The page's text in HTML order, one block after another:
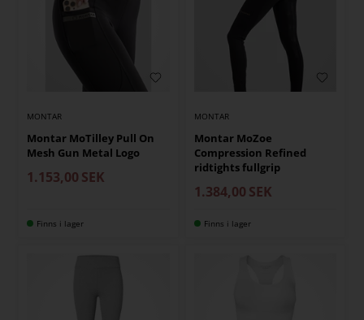
MONTAR
Montar MoTilley Pull On
Mesh Gun Metal Logo
1.153,00 SEK
Finns i lager
MONTAR
Montar MoZoe
Compression Refined
ridtights fullgrip
1.384,00 SEK
Finns i lager